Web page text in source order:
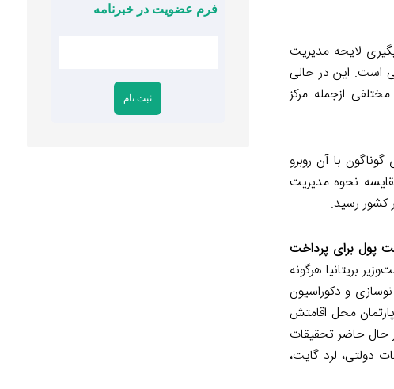
لایحه مدیریت
است. این در حالی
ازجمله مرکز
با آن روبرو
نحوه مدیریت
کشور رسید.
پول برای پرداخت
بریتانیا هرگونه
و دکوراسیون
محل اقامتش
حال حاضر تحقیقات
دولتی، لرد گایت،
فرم عضویت در خبرنامه